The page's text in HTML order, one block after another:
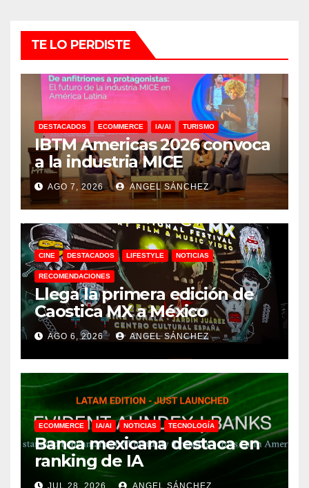
TE LO PERDISTE
DESTACADOS ECOMMERCE IA/AI TURISMO
IBTM Americas 2026 convoca
a la industria MICE
AGO 7, 2026 ANGEL SÁNCHEZ
CINE DESTACADOS LIFESTYLE NOTICIAS
RECOMENDACIONES
Llega la primera edición de
Caostica MX a México
AGO 6, 2026 ANGEL SÁNCHEZ
ECOMMERCE IA/AI NOTICIAS TECNOLOGÍA
Banca mexicana destaca en
ranking de IA
JUL 28, 2026 ANGEL SÁNCHEZ